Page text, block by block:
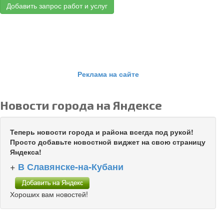
Добавить запрос работ и услуг
Реклама на сайте
Новости города на Яндексе
Теперь новости города и района всегда под рукой!
Просто добавьте новостной виджет на свою страницу
Яндекса!
+ В Славянске-на-Кубани
Хороших вам новостей!